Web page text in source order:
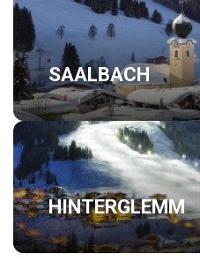
SAALBACH
HINTERGLEMM